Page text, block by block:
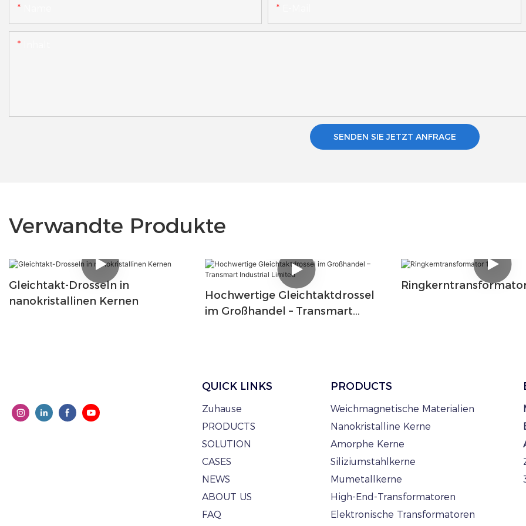
SENDEN SIE JETZT ANFRAGE
Verwandte Produkte
Gleichtakt-Drosseln in
nanokristallinen Kernen
Hochwertige Gleichtaktdrossel
im Großhandel – Transmart
QUICK LINKS
Zuhause
PRODUCTS
SOLUTION
CASES
NEWS
ABOUT US
FAQ
PRODUCTS
Weichmagnetische Materialien
Nanokristalline Kerne
Amorphe Kerne
Siliziumstahlkerne
Mumetallkerne
High-End-Transformatoren
Elektronische Transformatoren